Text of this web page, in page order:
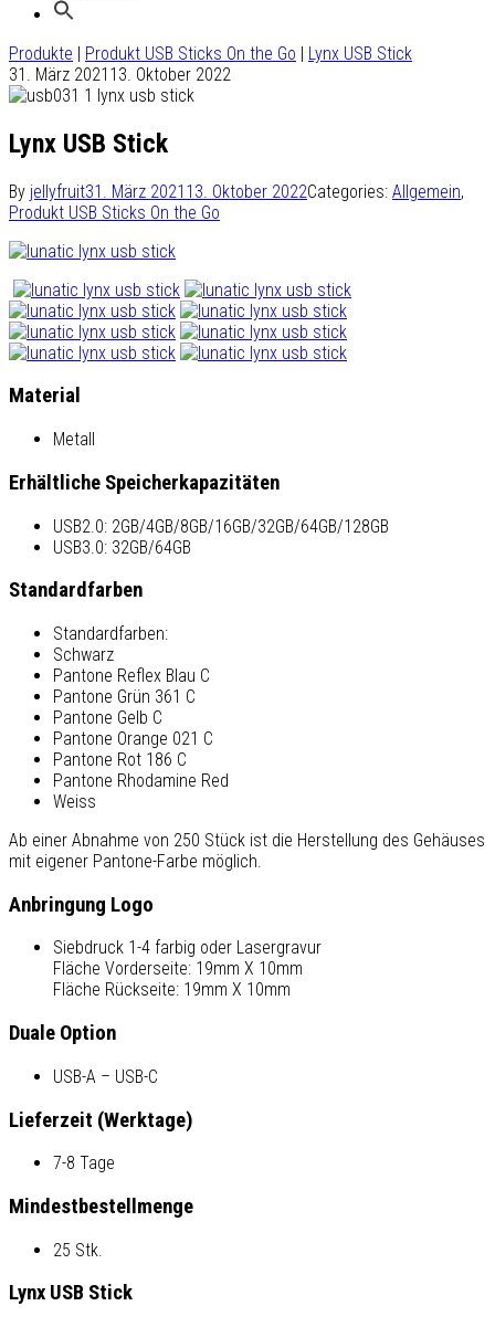
Produkte | Produkt USB Sticks On the Go | Lynx USB Stick
31. März 2021 13. Oktober 2022
Lynx USB Stick
By jellyfruit31. März 2021 13. Oktober 2022Categories: Allgemein,
Produkt USB Sticks On the Go
Material
Metall
Erhältliche Speicherkapazitäten
USB2.0: 2GB/4GB/8GB/16GB/32GB/64GB/128GB
USB3.0: 32GB/64GB
Standardfarben
Standardfarben:
Schwarz
Pantone Reflex Blau C
Pantone Grün 361 C
Pantone Gelb C
Pantone Orange 021 C
Pantone Rot 186 C
Pantone Rhodamine Red
Weiss
Ab einer Abnahme von 250 Stück ist die Herstellung des Gehäuses
mit eigener Pantone-Farbe möglich.
Anbringung Logo
Siebdruck 1-4 farbig oder Lasergravur
Fläche Vorderseite: 19mm X 10mm
Fläche Rückseite: 19mm X 10mm
Duale Option
USB-A – USB-C
Lieferzeit (Werktage)
7-8 Tage
Mindestbestellmenge
25 Stk.
Lynx USB Stick